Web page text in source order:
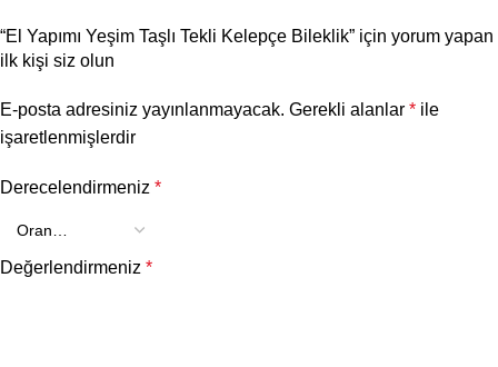
“El Yapımı Yeşim Taşlı Tekli Kelepçe Bileklik” için yorum yapan
ilk kişi siz olun
E-posta adresiniz yayınlanmayacak. Gerekli alanlar * ile
işaretlenmişlerdir
Derecelendirmeniz *
Değerlendirmeniz *